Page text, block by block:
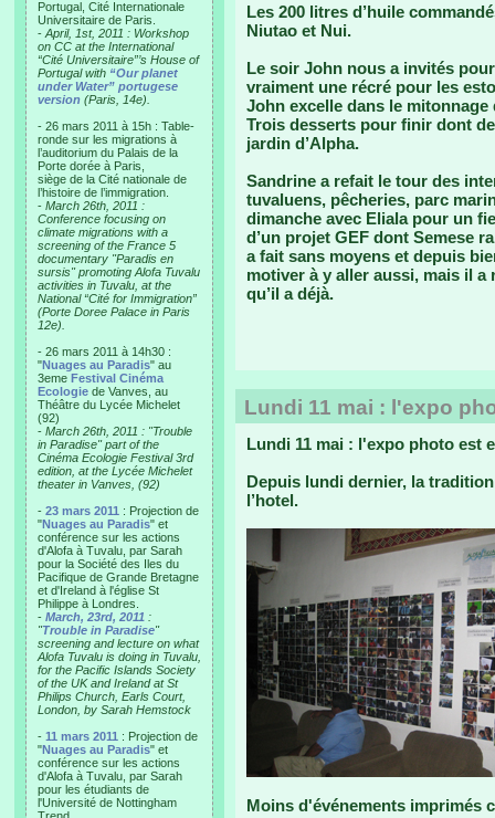
Portugal, Cité Internationale
Universitaire de Paris.
- April, 1st, 2011 : Workshop
on CC at the International
“Cité Universitaire”’s House of
Portugal with “Our planet
under Water” portugese
version (Paris, 14e).
- 26 mars 2011 à 15h : Table-
ronde sur les migrations à
l’auditorium du Palais de la
Porte dorée à Paris,
siège de la Cité nationale de
l’histoire de l’immigration.
- March 26th, 2011 :
Conference focusing on
climate migrations with a
screening of the France 5
documentary "Paradis en
sursis" promoting Alofa Tuvalu
activities in Tuvalu, at the
National “Cité for Immigration”
(Porte Doree Palace in Paris
12e).
- 26 mars 2011 à 14h30 :
"Nuages au Paradis" au
3eme Festival Cinéma
Ecologie de Vanves, au
Théâtre du Lycée Michelet
(92)
- March 26th, 2011 : "Trouble
in Paradise" part of the
Cinéma Ecologie Festival 3rd
edition, at the Lycée Michelet
theater in Vanves, (92)
- 23 mars 2011 : Projection de
"Nuages au Paradis" et
conférence sur les actions
d'Alofa à Tuvalu, par Sarah
pour la Société des Iles du
Pacifique de Grande Bretagne
et d'Ireland à l'église St
Philippe à Londres.
- March, 23rd, 2011 :
"Trouble in Paradise"
screening and lecture on what
Alofa Tuvalu is doing in Tuvalu,
for the Pacific Islands Society
of the UK and Ireland at St
Philips Church, Earls Court,
London, by Sarah Hemstock
- 11 mars 2011 : Projection de
"Nuages au Paradis" et
conférence sur les actions
d'Alofa à Tuvalu, par Sarah
pour les étudiants de
l'Université de Nottingham
Les 200 litres d’huile
Niutao et Nui.
Le soir John nous a invités
vraiment une récré pour les
John excelle dans le
Trois desserts pour finir dont
jardin d’Alpha.
Sandrine a refait le tour des
tuvaluens, pêcheries, parc
dimanche avec Eliala pour un
d’un projet GEF dont Semese
a fait sans moyens et depuis
motiver à y aller aussi, mais il
qu’il a déjà.
Lundi 11 mai : l'expo
Lundi 11 mai : l'expo photo est
Depuis lundi dernier, la
l’hotel.
Moins d'événements imprimés